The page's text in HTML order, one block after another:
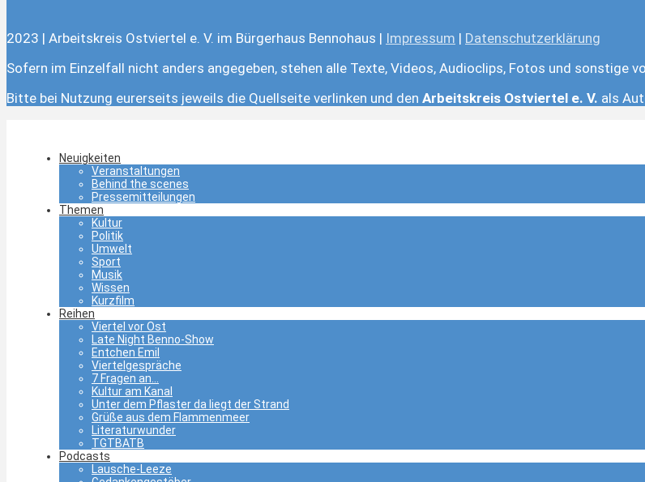
2023 | Arbeitskreis Ostviertel e. V. im Bürgerhaus Bennohaus | Impressum | Datenschutzerklärung
Sofern im Einzelfall nicht anders angegeben, stehen alle Texte, Videos, Audioclips, Fotos und sonstige
Bitte bei Nutzung eurerseits jeweils die Quellseite verlinken und den Arbeitskreis Ostviertel e. V. als
Neuigkeiten
Veranstaltungen
Behind the scenes
Pressemitteilungen
Themen
Kultur
Politik
Umwelt
Sport
Musik
Wissen
Kurzfilm
Reihen
Viertel vor Ost
Late Night Benno-Show
Entchen Emil
Viertelgespräche
7 Fragen an…
Kultur am Kanal
Unter dem Pflaster da liegt der Strand
Grüße aus dem Flammenmeer
Literaturwunder
TGTBATB
Podcasts
Lausche-Leeze